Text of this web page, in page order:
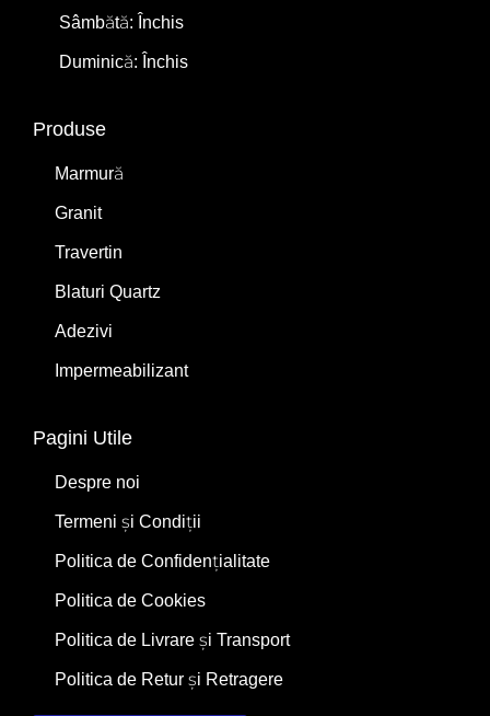
Sâmbătă: Închis
Duminică: Închis
Produse
Marmură
Granit
Travertin
Blaturi Quartz
Adezivi
Impermeabilizant
Pagini Utile
Despre noi
Termeni și Condiții
Politica de Confidențialitate
Politica de Cookies
Politica de Livrare și Transport
Politica de Retur și Retragere